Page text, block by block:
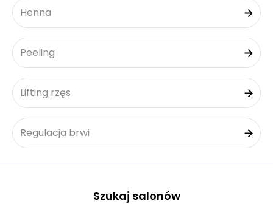
Henna
Peeling
Lifting rzęs
Regulacja brwi
Szukaj salonów